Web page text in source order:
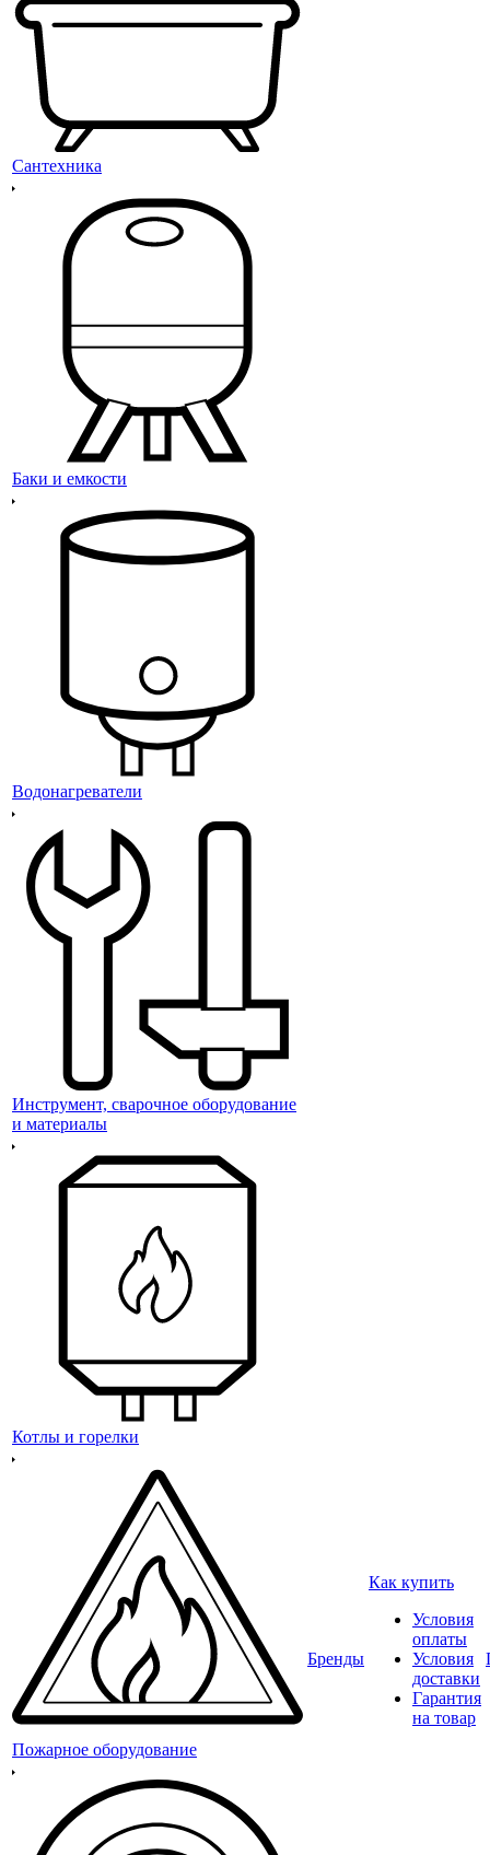
Сантехника
Баки и емкости
Водонагреватели
Инструмент, сварочное оборудование
и материалы
Котлы и горелки
Пожарное оборудование
Бренды
Как купить
Условия
оплаты
Условия
доставки
Гарантия
на товар